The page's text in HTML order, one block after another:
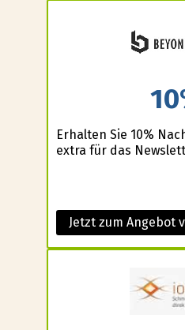
Erhalten Sie 10%
extra für das
Jetzt zum Angebot